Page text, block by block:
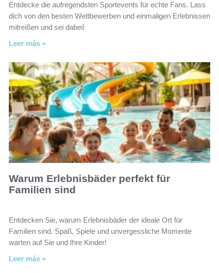
Entdecke die aufregendsten Sportevents für echte Fans. Lass
dich von den besten Wettbewerben und einmaligen Erlebnissen
mitreißen und sei dabei!
Leer más »
Warum Erlebnisbäder perfekt für
Familien sind
Entdecken Sie, warum Erlebnisbäder der ideale Ort für
Familien sind. Spaß, Spiele und unvergessliche Momente
warten auf Sie und Ihre Kinder!
Leer más »